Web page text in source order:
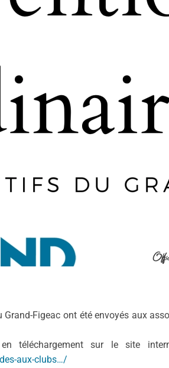
Figeac ont été envoyés aux
téléchargement sur le site
aux-clubs…/